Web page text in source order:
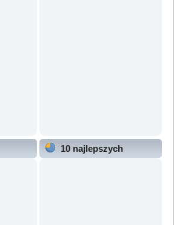
10 najlepszych